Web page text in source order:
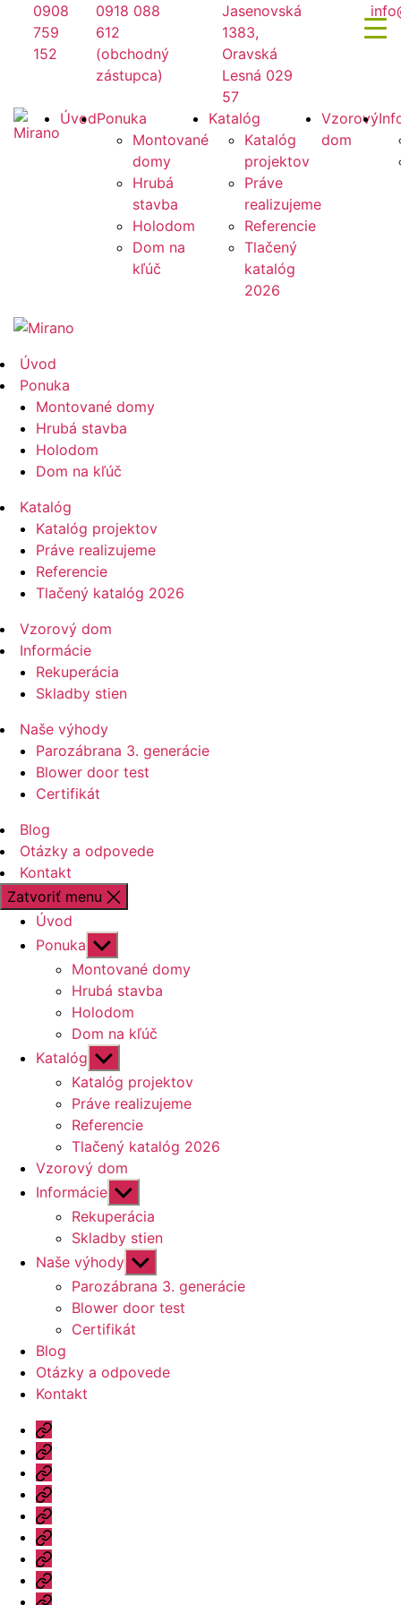
Preskočiť
obsah
0908
759
152
0918 088
612
(obchodný
zástupca)
Jasenovská
1383,
Oravská
Lesná 029
57
Mirano
ÚvodPonuka
Montované
domy
Hrubá
stavba
Holodom
Dom na
kľúč
Katalóg
Katalóg
projektov
Práve
realizujeme
Referencie
Tlačený
katalóg
2026
Vzorový
dom
Úvod
Ponuka
Montované domy
Hrubá stavba
Holodom
Dom na kľúč
Katalóg
Katalóg projektov
Práve realizujeme
Referencie
Tlačený katalóg 2026
Vzorový dom
Informácie
Rekuperácia
Skladby stien
Naše výhody
Parozábrana 3. generácie
Blower door test
Certifikát
Blog
Otázky a odpovede
Kontakt
Zatvoriť menu
Úvod
Ponuka Zobraziť
druhú
úroveň
navigácie
Montované domy
Hrubá stavba
Holodom
Dom na kľúč
Katalóg Zobraziť
druhú
úroveň
navigácie
Katalóg projektov
Práve realizujeme
Referencie
Tlačený katalóg 2026
Vzorový dom
Informácie Zobraziť
druhú
úroveň
navigácie
Rekuperácia
Skladby stien
Naše výhody Zobraziť
druhú
úroveň
navigácie
Parozábrana 3. generácie
Blower door test
Certifikát
Blog
Otázky a odpovede
Kontakt
Úvod
Ponuka
Katalóg
Vzorový
dom
Informácie
Naše
výhody
Blog
Otázky
a
Kontakt